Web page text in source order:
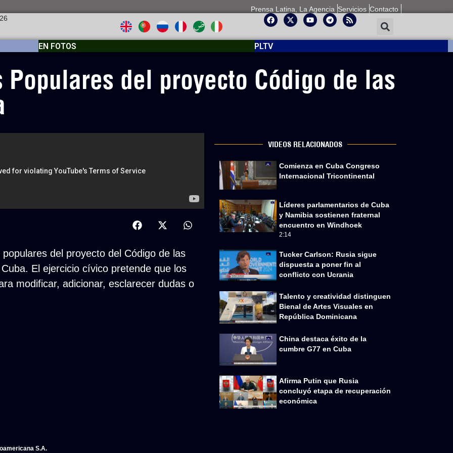
Prensa Latina, La Agencia Servicios Contacto
EN FOTOS PLTV
del proyecto Código de las
del proyecto del Código de las
El ejercicio cívico pretende que los
modificar, adicionar, esclarecer dudas o
VIDEOS RELACIONADOS
Comienza en Cuba Congreso
Internacional Tricontinental
Líderes parlamentarios de Cuba
y Namibia sostienen fraternal
encuentro en Windhoek
2:14
Tucker Carlson: Rusia sigue
dispuesta a poner fin al
conflicto con Ucrania
Talento y creatividad distinguen
Bienal de Artes Visuales en
República Dominicana
China destaca éxito de la
cumbre G77 en Cuba
Afirma Putin que Rusia
concluyó etapa de recuperación
económica
S.A.